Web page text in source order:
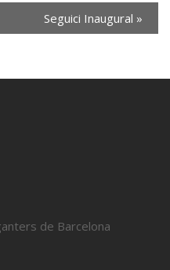
Seguici Inaugural »
de Barcelona